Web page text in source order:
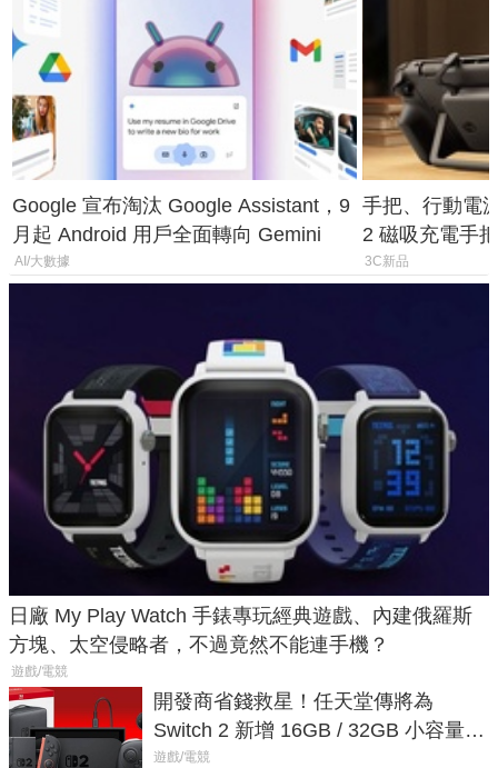
Google 宣布淘汰 Google Assistant，9
月起 Android 用戶全面轉向 Gemini
AI/大數據
手把、行動電
2 磁吸充電手
倍
3C新品
日廠 My Play Watch 手錶專玩經典遊戲、內建俄羅斯
方塊、太空侵略者，不過竟然不能連手機？
遊戲/電競
開發商省錢救星！任天堂傳將為
Switch 2 新增 16GB / 32GB 小容量遊
戲卡的選擇
遊戲/電競